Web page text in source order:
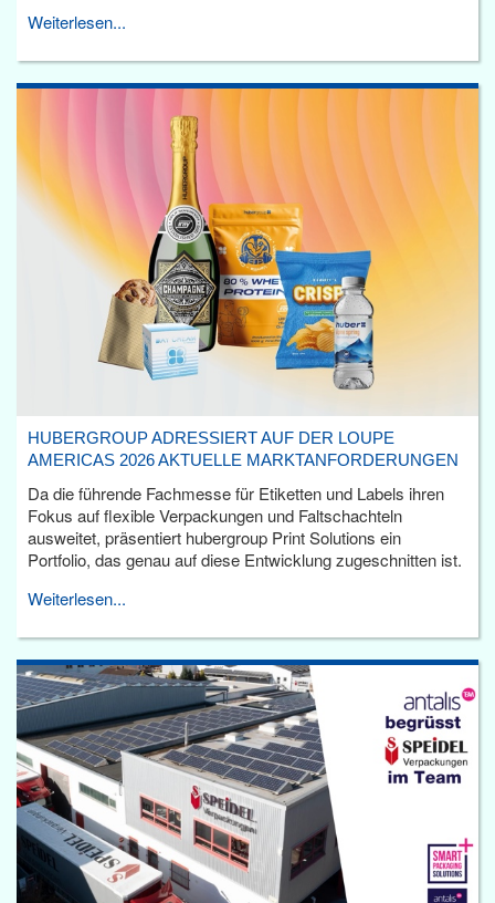
Weiterlesen...
HUBERGROUP ADRESSIERT AUF DER LOUPE
AMERICAS 2026 AKTUELLE MARKTANFORDERUNGEN
Da die führende Fachmesse für Etiketten und Labels ihren
Fokus auf flexible Verpackungen und Faltschachteln
ausweitet, präsentiert hubergroup Print Solutions ein
Portfolio, das genau auf diese Entwicklung zugeschnitten ist.
Weiterlesen...